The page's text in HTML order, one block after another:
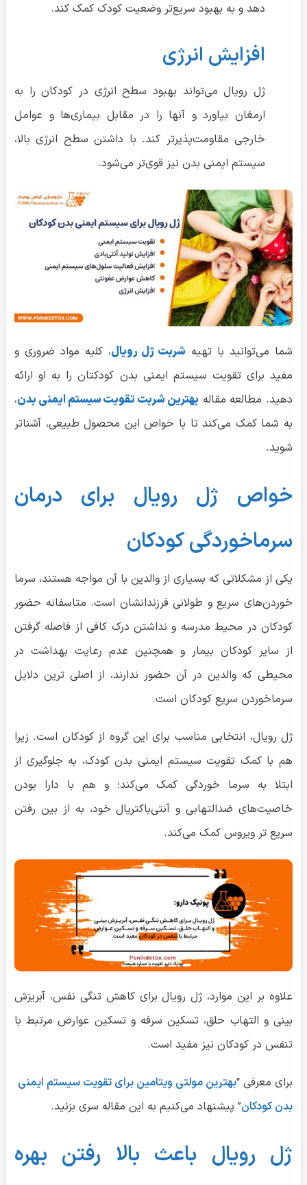
دهد و به بهبود سریع‌تر وضعیت کودک کمک کند.
افزایش انرژی
ژل رویال می‌تواند بهبود سطح انرژی در کودکان را به
ارمغان بیاورد و آنها را در مقابل بیماری‌ها و عوامل
خارجی مقاومت‌پذیرتر کند. با داشتن سطح انرژی بالا،
سیستم ایمنی بدن نیز قوی‌تر می‌شود.
شما می‌توانید با تهیه شربت ژل رویال، کلیه مواد ضروری و
مفید برای تقویت سیستم ایمنی بدن کودکتان را به او ارائه
دهید. مطالعه مقاله بهترین شربت تقویت سیستم ایمنی بدن،
به شما کمک می‌کند تا با خواص این محصول طبیعی، آشناتر
شوید.
خواص ژل رویال برای درمان
سرماخوردگی کودکان
یکی از مشکلاتی که بسیاری از والدین با آن مواجه هستند، سرما
خوردن‌های سریع و طولانی فرزندانشان است. متاسفانه حضور
کودکان در محیط مدرسه و نداشتن درک کافی از فاصله گرفتن
از سایر کودکان بیمار و همچنین عدم رعایت بهداشت در
محیطی که والدین در آن حضور ندارند، از اصلی ترین دلایل
سرماخوردن سریع کودکان است.
ژل رویال، انتخابی مناسب برای این گروه از کودکان است. زیرا
هم با کمک تقویت سیستم ایمنی بدن کودک، به جلوگیری از
ابتلا به سرما خوردگی کمک می‌کند؛ و هم با دارا بودن
خاصیت‌های ضدالتهابی و آنتی‌باکتریال خود، به از بین رفتن
سریع تر ویروس کمک می‌کند.
علاوه بر این موارد، ژل رویال برای کاهش تنگی نفس، آبریزش
بینی و التهاب حلق، تسکین سرفه و تسکین عوارض مرتبط با
تنفس در کودکان نیز مفید است.
برای معرفی “بهترین مولتی ویتامین برای تقویت سیستم ایمنی
بدن کودکان” پیشنهاد می‌کنیم به این مقاله سری بزنید.
ژل رویال باعث بالا رفتن بهره